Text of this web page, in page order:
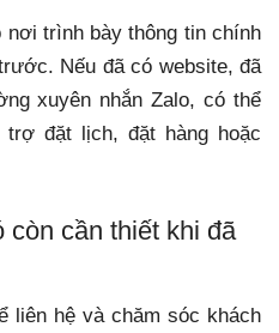
nơi trình bày thông tin chính
Nếu đã có website, đã
xuyên nhắn Zalo, có thể
đặt lịch, đặt hàng hoặc
còn cần thiết khi đã
liên hệ và chăm sóc khách